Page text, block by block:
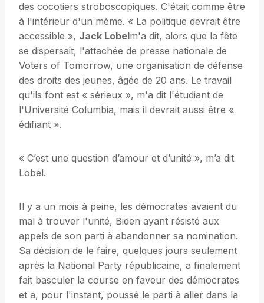
des cocotiers stroboscopiques. C'était comme être
à l'intérieur d'un mème. « La politique devrait être
accessible », Jack Lobelm'a dit, alors que la fête
se dispersait, l'attachée de presse nationale de
Voters of Tomorrow, une organisation de défense
des droits des jeunes, âgée de 20 ans. Le travail
qu'ils font est « sérieux », m'a dit l'étudiant de
l'Université Columbia, mais il devrait aussi être «
édifiant ».
« C’est une question d’amour et d’unité », m’a dit
Lobel.
Il y a un mois à peine, les démocrates avaient du
mal à trouver l'unité, Biden ayant résisté aux
appels de son parti à abandonner sa nomination.
Sa décision de le faire, quelques jours seulement
après la National Party républicaine, a finalement
fait basculer la course en faveur des démocrates
et a, pour l'instant, poussé le parti à aller dans la